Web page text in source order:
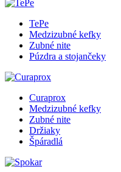
TePe
Medzizubné kefky
Zubné nite
Púzdra a stojančeky
Curaprox
Medzizubné kefky
Zubné nite
Držiaky
Špáradlá